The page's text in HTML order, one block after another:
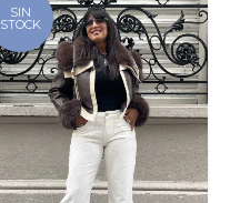
SIN
STOCK